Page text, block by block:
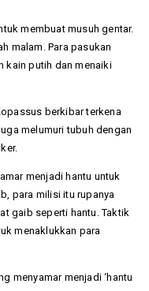
membuat musuh gentar.
malam. Para pasukan
kain putih dan menaiki
berkibar terkena
melumuri tubuh dengan
menjadi hantu untuk
para milisi itu rupanya
gaib seperti hantu. Taktik
menaklukkan para
menyamar menjadi ‘hantu